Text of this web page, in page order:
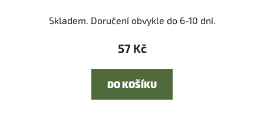
Skladem. Doručení obvykle do 6-10 dní.
57 Kč
DO KOŠÍKU